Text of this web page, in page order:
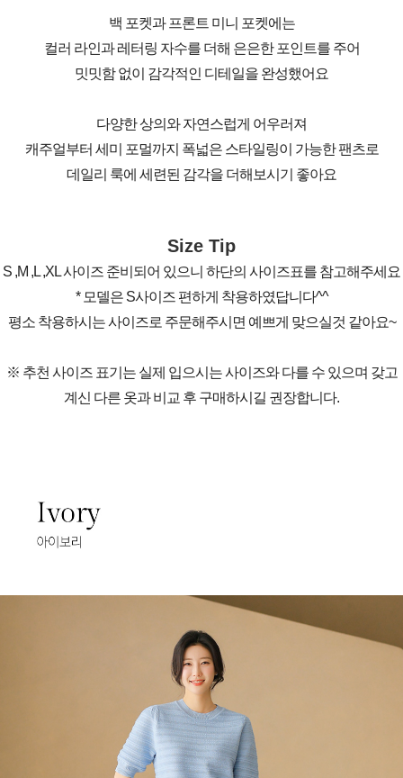
백 포켓과 프론트 미니 포켓에는
컬러 라인과 레터링 자수를 더해 은은한 포인트를 주어
밋밋함 없이 감각적인 디테일을 완성했어요
다양한 상의와 자연스럽게 어우러져
캐주얼부터 세미 포멀까지 폭넓은 스타일링이 가능한 팬츠로
데일리 룩에 세련된 감각을 더해보시기 좋아요
Size Tip
S ,M ,L ,XL 사이즈 준비되어 있으니 하단의 사이즈표를 참고해주세요
* 모델은 S사이즈 편하게 착용하였답니다^^
평소 착용하시는 사이즈로 주문해주시면 예쁘게 맞으실것 같아요~
※ 추천 사이즈 표기는 실제 입으시는 사이즈와 다를 수 있으며 갖고
계신 다른 옷과 비교 후 구매하시길 권장합니다.